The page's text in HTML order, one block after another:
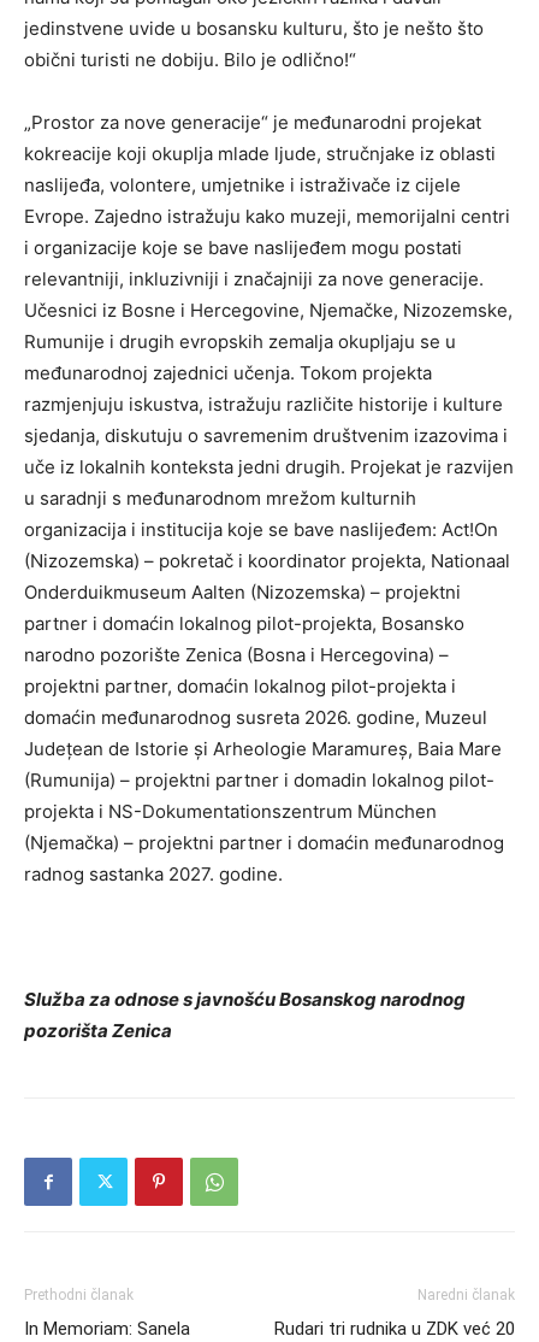
jedinstvene uvide u bosansku kulturu, što je nešto što
obični turisti ne dobiju. Bilo je odlično!“
„Prostor za nove generacije“ je međunarodni projekat
kokreacije koji okuplja mlade ljude, stručnjake iz oblasti
naslijeđa, volontere, umjetnike i istraživače iz cijele
Evrope. Zajedno istražuju kako muzeji, memorijalni centri
i organizacije koje se bave naslijeđem mogu postati
relevantniji, inkluzivniji i značajniji za nove generacije.
Učesnici iz Bosne i Hercegovine, Njemačke, Nizozemske,
Rumunije i drugih evropskih zemalja okupljaju se u
međunarodnoj zajednici učenja. Tokom projekta
razmjenjuju iskustva, istražuju različite historije i kulture
sjedanja, diskutuju o savremenim društvenim izazovima i
uče iz lokalnih konteksta jedni drugih. Projekat je razvijen
u saradnji s međunarodnom mrežom kulturnih
organizacija i institucija koje se bave naslijeđem: Act!On
(Nizozemska) – pokretač i koordinator projekta, Nationaal
Onderduikmuseum Aalten (Nizozemska) – projektni
partner i domaćin lokalnog pilot-projekta, Bosansko
narodno pozorište Zenica (Bosna i Hercegovina) –
projektni partner, domaćin lokalnog pilot-projekta i
domaćin međunarodnog susreta 2026. godine, Muzeul
Județean de Istorie și Arheologie Maramureș, Baia Mare
(Rumunija) – projektni partner i domadin lokalnog pilot-
projekta i NS-Dokumentationszentrum München
(Njemačka) – projektni partner i domaćin međunarodnog
radnog sastanka 2027. godine.
Služba za odnose s javnošću Bosanskog narodnog
pozorišta Zenica
Prethodni članak
In Memoriam: Sanela
Naredni članak
Rudari tri rudnika u ZDK već 20